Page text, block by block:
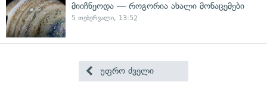
მიიჩნეოდა — როგორია ახალი მონაცემები
5 თებერვალი, 13:52
უფრო ძველი